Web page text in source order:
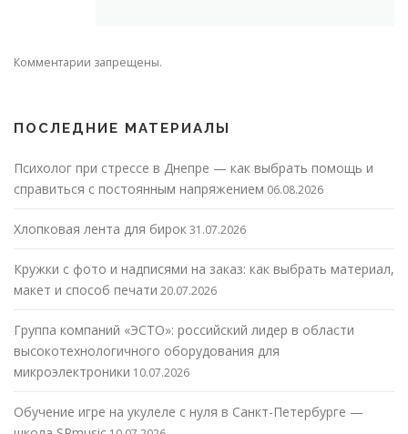
Комментарии запрещены.
ПОСЛЕДНИЕ МАТЕРИАЛЫ
Психолог при стрессе в Днепре — как выбрать помощь и
справиться с постоянным напряжением 06.08.2026
Хлопковая лента для бирок 31.07.2026
Кружки с фото и надписями на заказ: как выбрать материал,
макет и способ печати 20.07.2026
Группа компаний «ЭСТО»: российский лидер в области
высокотехнологичного оборудования для
микроэлектроники 10.07.2026
Обучение игре на укулеле с нуля в Санкт-Петербурге —